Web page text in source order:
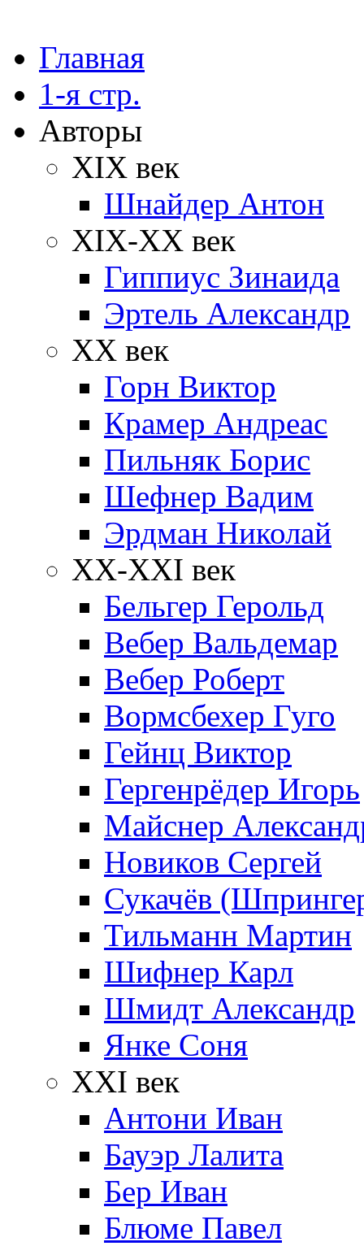
Главная
1-я стр.
Авторы
XIX век
Шнайдер Антон
XIX-XX век
Гиппиус Зинаида
Эртель Александр
XX век
Горн Виктор
Крамер Андреас
Пильняк Борис
Шефнер Вадим
Эрдман Николай
ХХ-XXI век
Бельгер Герольд
Вебер Вальдемар
Вебер Роберт
Вормсбехер Гуго
Гейнц Виктор
Гергенрёдер Игорь
Майснер
Новиков Сергей
Сукачёв
Тильманн Мартин
Шифнер Карл
Шмидт Александр
Янке Соня
XXI век
Антони Иван
Бауэр Лалита
Бер Иван
Блюме Павел